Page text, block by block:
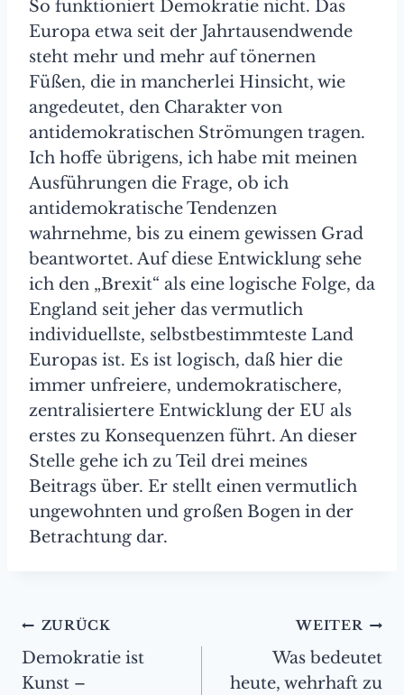
So funktioniert Demokratie nicht. Das
Europa etwa seit der Jahrtausendwende
steht mehr und mehr auf tönernen
Füßen, die in mancherlei Hinsicht, wie
angedeutet, den Charakter von
antidemokratischen Strömungen tragen.
Ich hoffe übrigens, ich habe mit meinen
Ausführungen die Frage, ob ich
antidemokratische Tendenzen
wahrnehme, bis zu einem gewissen Grad
beantwortet. Auf diese Entwicklung sehe
ich den „Brexit“ als eine logische Folge, da
England seit jeher das vermutlich
individuellste, selbstbestimmteste Land
Europas ist. Es ist logisch, daß hier die
immer unfreiere, undemokratischere,
zentralisiertere Entwicklung der EU als
erstes zu Konsequenzen führt. An dieser
Stelle gehe ich zu Teil drei meines
Beitrags über. Er stellt einen vermutlich
ungewohnten und großen Bogen in der
Betrachtung dar.
Beitragsnavigation
ZURÜCK
Demokratie ist
Kunst –
WEITER
Was bedeutet
heute, wehrhaft zu